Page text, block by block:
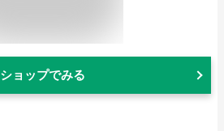
ショップでみる